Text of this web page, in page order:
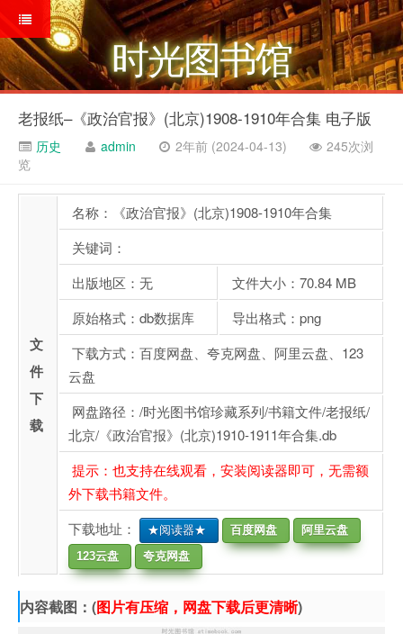
时光图书馆
老报纸–《政治官报》(北京)1908-1910年合集 电子版
历史 admin 2年前 (2024-04-13)
245次浏
览
文
件
下
载
名称：《政治官报》(北京)1908-1910年合集
关键词：
出版地区：无
文件大小：70.84 MB
原始格式：db数据库
导出格式：png
下载方式：百度网盘、夸克网盘、阿里云盘、123
云盘
网盘路径：/时光图书馆珍藏系列/书籍文件/老报纸/
北京/《政治官报》(北京)1910-1911年合集.db
提示：也支持在线观看，安装阅读器即可，无需额
外下载书籍文件。
下载地址：
★阅读器★ 百度网盘
阿里云盘
123云盘
夸克网盘
内容截图：(图片有压缩，网盘下载后更清晰)